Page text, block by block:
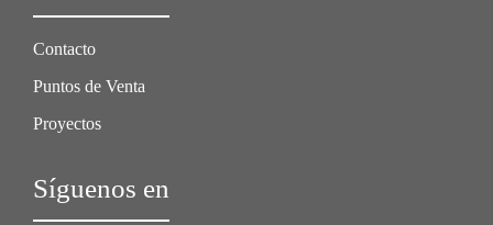
Contacto
Puntos de Venta
Proyectos
Síguenos en